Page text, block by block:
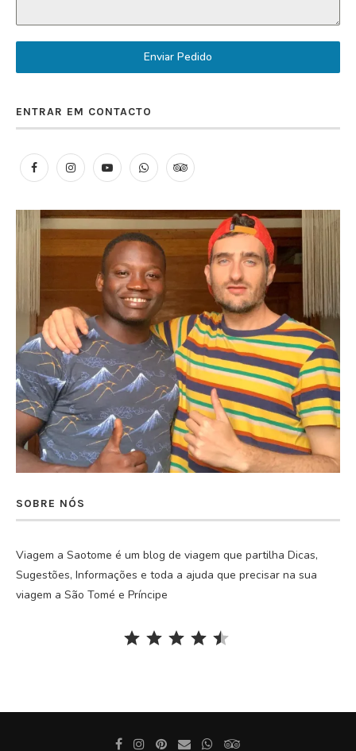
Enviar Pedido
ENTRAR EM CONTACTO
SOBRE NÓS
Viagem a Saotome é um blog de viagem que partilha Dicas,
Sugestões, Informações e toda a ajuda que precisar na sua
viagem a São Tomé e Príncipe